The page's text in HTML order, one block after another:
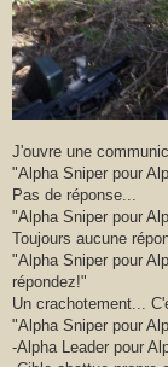
J'ouvre une
"Alpha Sniper pour
Pas de réponse...
"Alpha Sniper pour
Toujours aucune
"Alpha Sniper pour
répondez!"
Un crachotement...
"Alpha Sniper pour
-Alpha Leader pour